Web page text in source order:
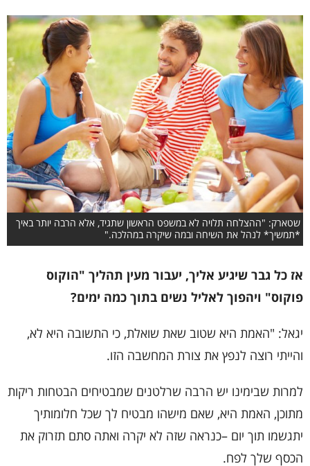
שטארק: "ההצלחה תלויה לא במשפט הראשון שתגיד, אלא הרבה יותר באיך
*תמשיך* לנהל את השיחה ובמה שיקרה במהלכה."
אז כל גבר שיגיע אליך, יעבור מעין תהליך "הוקוס
פוקוס" ויהפוך לאליל נשים בתוך כמה ימים?
יגאל: "האמת היא שטוב שאת שואלת, כי התשובה היא לא,
והייתי רוצה לנפץ את צורת המחשבה הזו.
למרות שבימינו יש הרבה שרלטנים שמבטיחים הבטחות ריקות
מתוכן, האמת היא, שאם מישהו מבטיח לך שכל חלומותיך
יתגשמו תוך יום –כנראה שזה לא יקרה ואתה סתם תזרוק את
הכסף שלך לפח.